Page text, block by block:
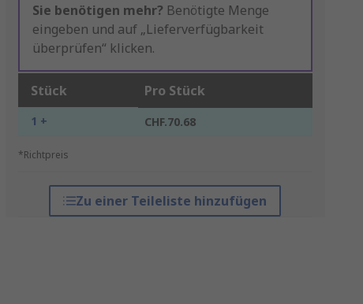
Sie benötigen mehr? Benötigte Menge
eingeben und auf „Lieferverfügbarkeit
überprüfen“ klicken.
Stück Pro Stück
1 + CHF.70.68
*Richtpreis
Zu einer Teileliste hinzufügen